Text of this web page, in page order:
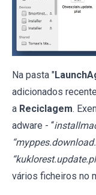
Na pasta "
adicionados
a Reciclagem.
adware - “
vários ficheiros no